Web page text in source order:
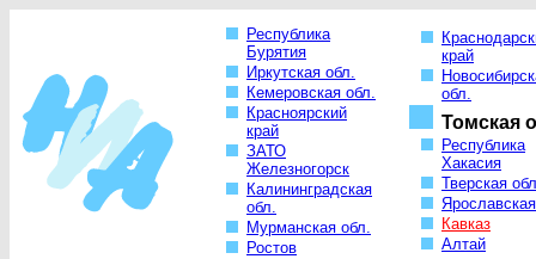
Республика
Бурятия
Иркутская обл.
Кемеровская обл.
Красноярский
край
ЗАТО
Железногорск
Калининградская
обл.
Мурманская обл.
Ростов
край
обл.
Томская
Республика
Хакасия
Тверская
Кавказ
Алтай